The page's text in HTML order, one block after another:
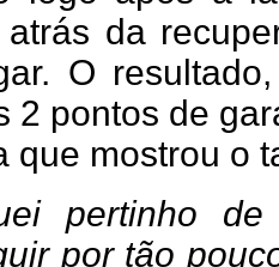
atrás da
O
2 pontos de
que mostrou o
pertinho
por tão